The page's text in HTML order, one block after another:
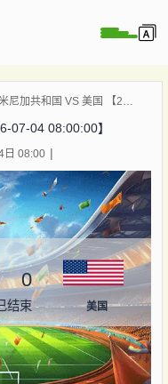
多米尼加共和国 VS 美国 【2026-07-04 08:00:00】
07-04 08:00:00】
日 08:00
0
结束 美国